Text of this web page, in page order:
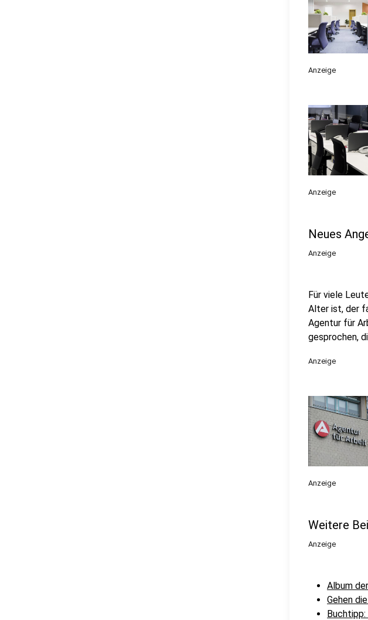
Anzeige
Anzeige
Neues
Anzeige
Für viele
Alter ist, der
Agentur für
gesprochen,
Anzeige
Anzeige
Weitere
Anzeige
Album
Gehen